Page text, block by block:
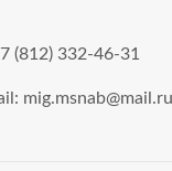
(812) 332-46-31
mig.msnab@mail.ru